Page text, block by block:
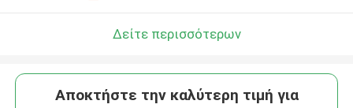
Δείτε περισσότερων
Αποκτήστε την καλύτερη τιμή για